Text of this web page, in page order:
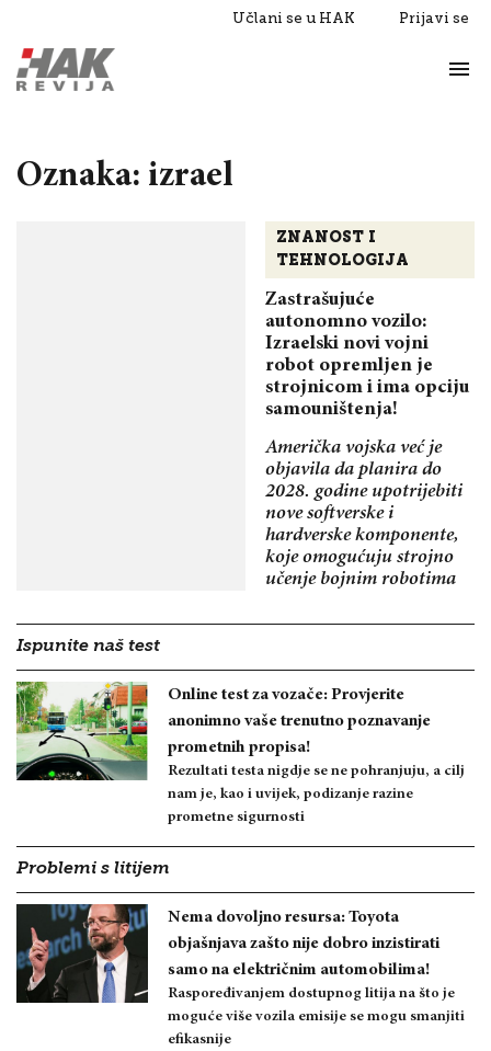
Učlani se u HAK Prijavi se
Razgovori
Oznaka: izrael
ZNANOST I
TEHNOLOGIJA
Zastrašujuće
autonomno vozilo:
Izraelski novi vojni
robot opremljen je
strojnicom i ima opciju
samouništenja!
Američka vojska već je
objavila da planira do
2028. godine upotrijebiti
nove softverske i
hardverske komponente,
koje omogućuju strojno
učenje bojnim robotima
Ispunite naš test
Online test za vozače: Provjerite
anonimno vaše trenutno poznavanje
prometnih propisa!
Rezultati testa nigdje se ne pohranjuju, a cilj
nam je, kao i uvijek, podizanje razine
prometne sigurnosti
Problemi s litijem
Nema dovoljno resursa: Toyota
objašnjava zašto nije dobro inzistirati
samo na električnim automobilima!
Raspoređivanjem dostupnog litija na što je
moguće više vozila emisije se mogu smanjiti
efikasnije